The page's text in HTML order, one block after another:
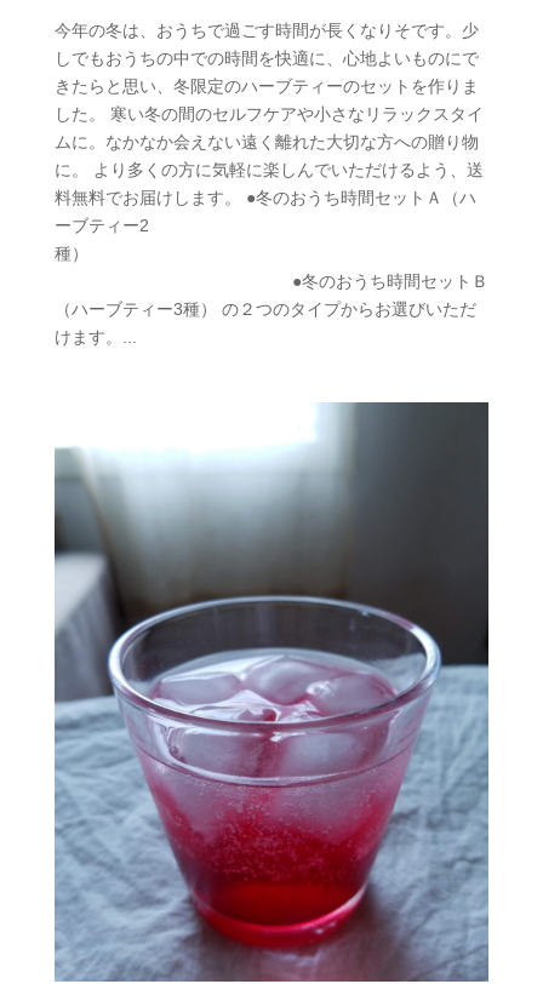
今年の冬は、おうちで過ごす時間が長くなりそです。少
しでもおうちの中での時間を快適に、心地よいものにで
きたらと思い、冬限定のハーブティーのセットを作りま
した。 寒い冬の間のセルフケアや小さなリラックスタイ
ムに。なかなか会えない遠く離れた大切な方への贈り物
に。 より多くの方に気軽に楽しんでいただけるよう、送
料無料でお届けします。 ●冬のおうち時間セットＡ（ハ
ーブティー2
種）
●冬のおうち時間セットＢ
（ハーブティー3種） の２つのタイプからお選びいただ
けます。...